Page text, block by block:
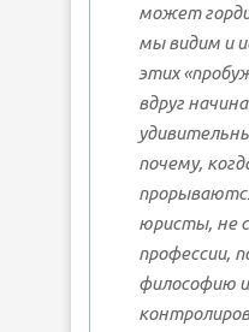
может
мы видим и
этих
вдруг
почему,
юристы, не
профессии,
философию